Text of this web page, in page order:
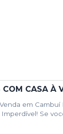
em Cambuí
Se